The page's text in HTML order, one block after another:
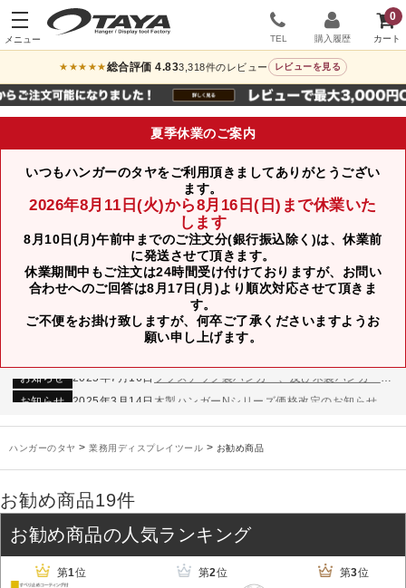
0
TEL 購入履歴
★★★★★総合評価 4.833,318件のレビュー レビューを見る
夏季休業のご案内
いつもハンガーのタヤをご利用頂きましてありがとうござい
ます。
2026年8月11日(火)から8月16日(日)まで休業いた
します
8月10日(月)午前中までのご注文分(銀行振込除く)は、休業前
に発送させて頂きます。
休業期間中もご注文は24時間受け付けておりますが、お問い
合わせへのご回答は8月17日(月)より順次対応させて頂きま
す。
ご不便をお掛け致しますが、何卒ご了承くださいますようお
願い申し上げます。
お知らせ 2024年12月12日年末年始休業のお知らせ
2026年3月7日
お知らせ 2025年7月16日
プラスチック製ハンガー、及び木製ハンガーKシリーズ 価格改定のお知らせ
お知らせ 2025年3月14日
お知らせ 2025年3月14日
未分類 2024年12月19日
お知らせ 2024年12月12日年末年始休業のお知らせ
ハンガーのタヤ > 業務用ディスプレイツール > お勧め商品
お勧め商品19件
お勧め商品の人気ランキング
第1位 第2位 第3位